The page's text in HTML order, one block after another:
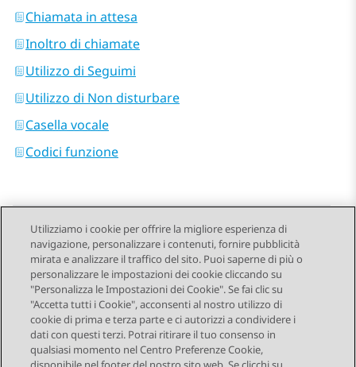
Chiamata in attesa
Inoltro di chiamate
Utilizzo di Seguimi
Utilizzo di Non disturbare
Casella vocale
Codici funzione
Send Feedback
Navigazione argomentoArgomento successivo
Utilizziamo i cookie per offrire la migliore esperienza di
navigazione, personalizzare i contenuti, fornire pubblicità
mirata e analizzare il traffico del sito. Puoi saperne di più o
personalizzare le impostazioni dei cookie cliccando su
"Personalizza le Impostazioni dei Cookie". Se fai clic su
"Accetta tutti i Cookie", acconsenti al nostro utilizzo di
cookie di prima e terza parte e ci autorizzi a condividere i
dati con questi terzi. Potrai ritirare il tuo consenso in
qualsiasi momento nel Centro Preferenze Cookie,